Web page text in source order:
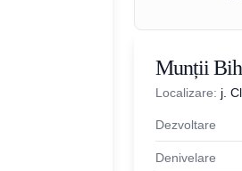
Munții
Localizare: j.
Dezvoltare
Denivelare